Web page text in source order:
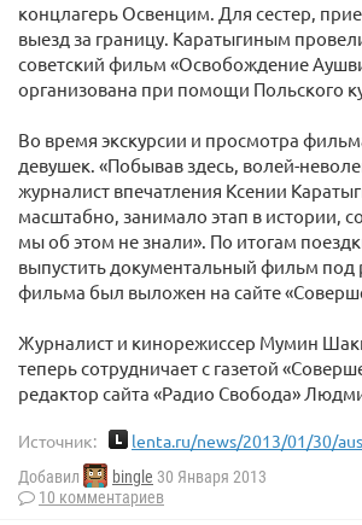
концлагерь Освенцим. Для сестер,
выезд за границу. Каратыгиным
советский фильм «Освобождение
организована при помощи Польского
Во время экскурсии и просмотра
девушек. «Побывав здесь, волей-
журналист впечатления Ксении
масштабно, занимало этап в истории,
мы об этом не знали». По итогам
выпустить документальный фильм
фильма был выложен на сайте
Журналист и кинорежиссер Мумин
теперь сотрудничает с газетой
редактор сайта «Радио Свобода»
Источник: lenta.ru/news/2013/01/30/
Добавил bingle 30 Января 2013
10 комментариев